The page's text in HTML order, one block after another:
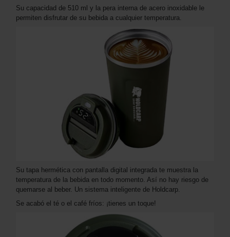
Su capacidad de 510 ml y la pera interna de acero inoxidable le
permiten disfrutar de su bebida a cualquier temperatura.
Su tapa hermética con pantalla digital integrada te muestra la
temperatura de la bebida en todo momento. Así no hay riesgo de
quemarse al beber. Un sistema inteligente de Holdcarp.
Se acabó el té o el café fríos: ¡tienes un toque!